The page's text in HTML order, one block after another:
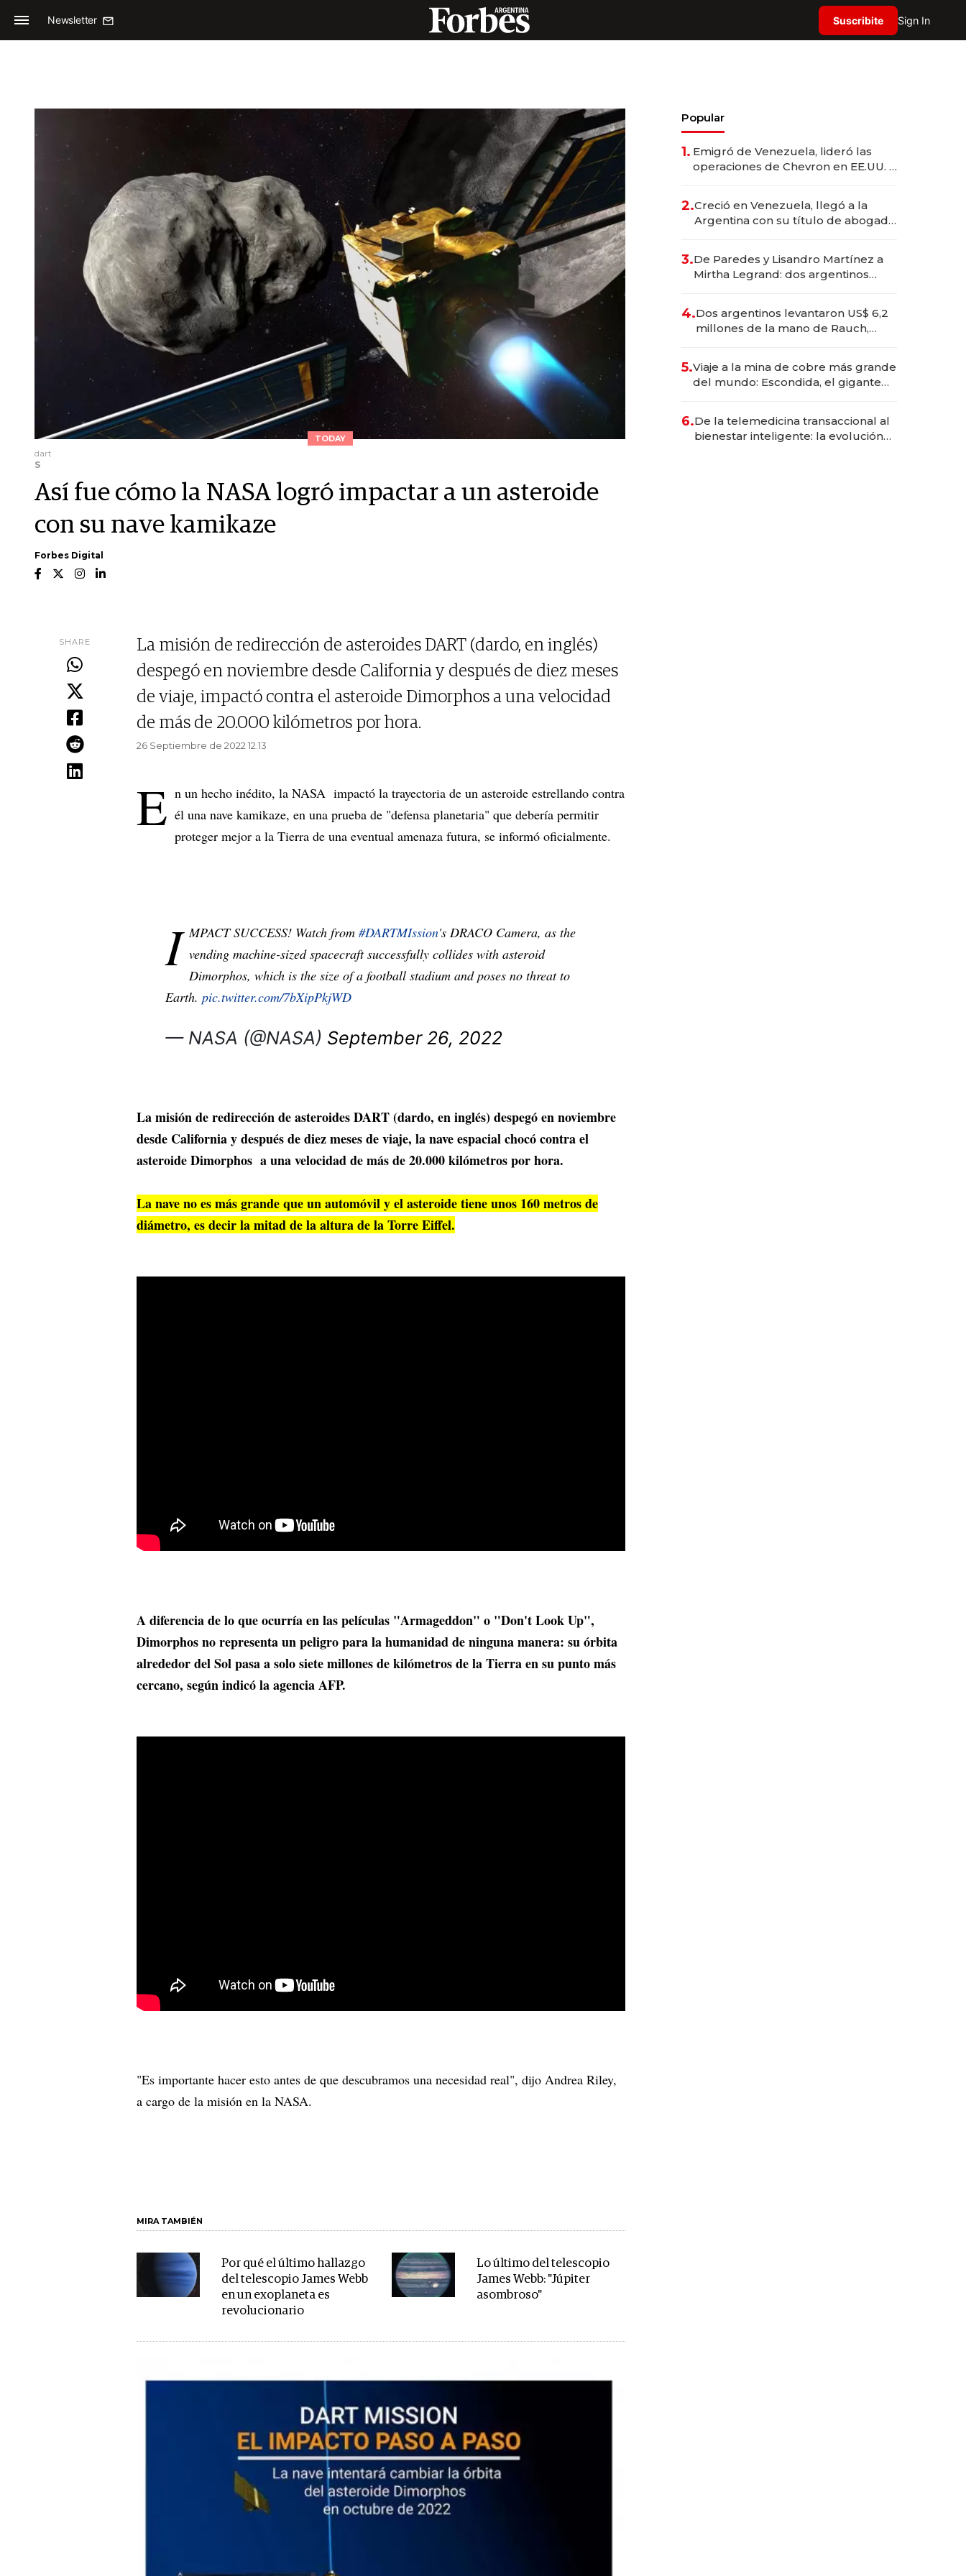
Newsletter Suscribite Sign In
TODAY
dart
S
Así fue cómo la NASA logró impactar a un asteroide
con su nave kamikaze
Forbes Digital
SHARE
La misión de redirección de asteroides DART (dardo, en inglés)
despegó en noviembre desde California y después de diez meses
de viaje, impactó contra el asteroide Dimorphos a una velocidad
de más de 20.000 kilómetros por hora.
26 Septiembre de 2022 12.13
E n un hecho inédito, la NASA impactó la trayectoria de un asteroide estrellando contra
él una nave kamikaze, en una prueba de "defensa planetaria" que debería permitir
proteger mejor a la Tierra de una eventual amenaza futura, se informó oficialmente.
I MPACT SUCCESS! Watch from #DARTMIssion's DRACO Camera, as the
vending machine-sized spacecraft successfully collides with asteroid
Dimorphos, which is the size of a football stadium and poses no threat to
Earth. pic.twitter.com/7bXipPkjWD
— NASA (@NASA) September 26, 2022
La misión de redirección de asteroides DART (dardo, en inglés) despegó en noviembre
desde California y después de diez meses de viaje, la nave espacial chocó contra el
asteroide Dimorphos a una velocidad de más de 20.000 kilómetros por hora.
La nave no es más grande que un automóvil y el asteroide tiene unos 160 metros de
diámetro, es decir la mitad de la altura de la Torre Eiffel.
A diferencia de lo que ocurría en las películas "Armageddon" o "Don't Look Up",
Dimorphos no representa un peligro para la humanidad de ninguna manera: su órbita
alrededor del Sol pasa a solo siete millones de kilómetros de la Tierra en su punto más
cercano, según indicó la agencia AFP.
"Es importante hacer esto antes de que descubramos una necesidad real", dijo Andrea Riley,
a cargo de la misión en la NASA.
MIRA TAMBIÉN
Por qué el último hallazgo
del telescopio James Webb
en un exoplaneta es
revolucionario
Lo último del telescopio
James Webb: "Júpiter
asombroso"
Popular
1. Emigró de Venezuela, lideró las
operaciones de Chevron en EE.UU. y
2.Creció en Venezuela, llegó a la
Argentina con su título de abogado
marcas "fast premium"
3.De Paredes y Lisandro Martínez a
Mirtha Legrand: dos argentinos
deportivo y el cuidado corporal
4.Dos argentinos levantaron US$ 6,2
millones de la mano de Rauch,
5.Viaje a la mina de cobre más grande
del mundo: Escondida, el gigante
6.De la telemedicina transaccional al
bienestar inteligente: la evolución